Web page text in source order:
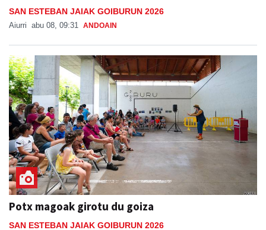
SAN ESTEBAN JAIAK GOIBURUN 2026
Aiurri abu 08, 09:31 ANDOAIN
Potx magoak girotu du goiza
SAN ESTEBAN JAIAK GOIBURUN 2026